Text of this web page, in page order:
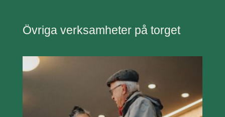
Övriga verksamheter på torget